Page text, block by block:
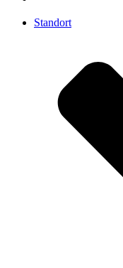
Standort